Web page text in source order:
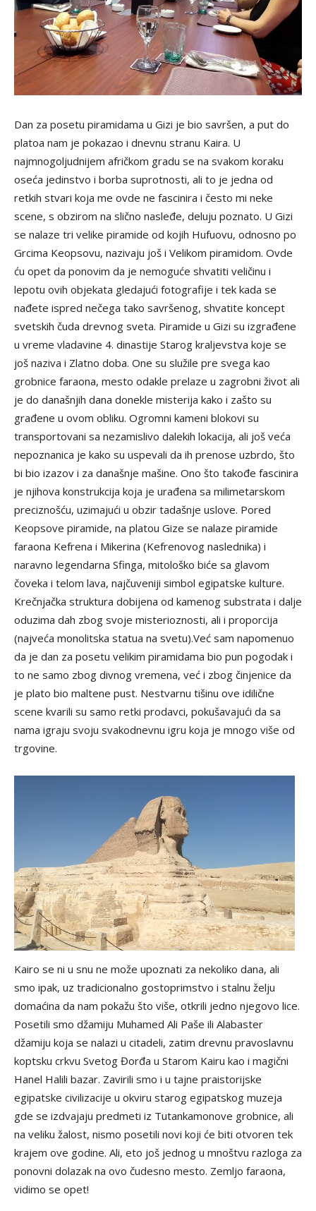
Dan za posetu piramidama u Gizi je bio savršen, a put do
platoa nam je pokazao i dnevnu stranu Kaira. U
najmnogoljudnijem afričkom gradu se na svakom koraku
oseća jedinstvo i borba suprotnosti, ali to je jedna od
retkih stvari koja me ovde ne fascinira i često mi neke
scene, s obzirom na slično nasleđe, deluju poznato. U Gizi
se nalaze tri velike piramide od kojih Hufuovu, odnosno po
Grcima Keopsovu, nazivaju još i Velikom piramidom. Ovde
ću opet da ponovim da je nemoguće shvatiti veličinu i
lepotu ovih objekata gledajući fotografije i tek kada se
nađete ispred nečega tako savršenog, shvatite koncept
svetskih čuda drevnog sveta. Piramide u Gizi su izgrađene
u vreme vladavine 4. dinastije Starog kraljevstva koje se
još naziva i Zlatno doba. One su služile pre svega kao
grobnice faraona, mesto odakle prelaze u zagrobni život ali
je do današnjih dana donekle misterija kako i zašto su
građene u ovom obliku. Ogromni kameni blokovi su
transportovani sa nezamislivo dalekih lokacija, ali još veća
nepoznanica je kako su uspevali da ih prenose uzbrdo, što
bi bio izazov i za današnje mašine. Ono što takođe fascinira
je njihova konstrukcija koja je urađena sa milimetarskom
preciznošću, uzimajući u obzir tadašnje uslove. Pored
Keopsove piramide, na platou Gize se nalaze piramide
faraona Kefrena i Mikerina (Kefrenovog naslednika) i
naravno legendarna Sfinga, mitološko biće sa glavom
čoveka i telom lava, najčuveniji simbol egipatske kulture.
Krečnjačka struktura dobijena od kamenog substrata i dalje
oduzima dah zbog svoje misterioznosti, ali i proporcija
(najveća monolitska statua na svetu).Već sam napomenuo
da je dan za posetu velikim piramidama bio pun pogodak i
to ne samo zbog divnog vremena, već i zbog činjenice da
je plato bio maltene pust. Nestvarnu tišinu ove idilične
scene kvarili su samo retki prodavci, pokušavajući da sa
nama igraju svoju svakodnevnu igru koja je mnogo više od
trgovine.
Kairo se ni u snu ne može upoznati za nekoliko dana, ali
smo ipak, uz tradicionalno gostoprimstvo i stalnu želju
domaćina da nam pokažu što više, otkrili jedno njegovo lice.
Posetili smo džamiju Muhamed Ali Paše ili Alabaster
džamiju koja se nalazi u citadeli, zatim drevnu pravoslavnu
koptsku crkvu Svetog Đorđa u Starom Kairu kao i magični
Hanel Halili bazar. Zavirili smo i u tajne praistorijske
egipatske civilizacije u okviru starog egipatskog muzeja
gde se izdvajaju predmeti iz Tutankamonove grobnice, ali
na veliku žalost, nismo posetili novi koji će biti otvoren tek
krajem ove godine. Ali, eto još jednog u mnoštvu razloga za
ponovni dolazak na ovo čudesno mesto. Zemljo faraona,
vidimo se opet!